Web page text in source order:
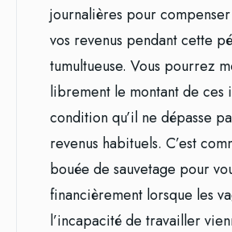
journalières pour
vos revenus pendant cette
tumultueuse. Vous pourrez
librement le montant de ces
condition qu’il ne dépasse
revenus habituels. C’est
bouée de sauvetage pour
financièrement lorsque les
l’incapacité de travailler